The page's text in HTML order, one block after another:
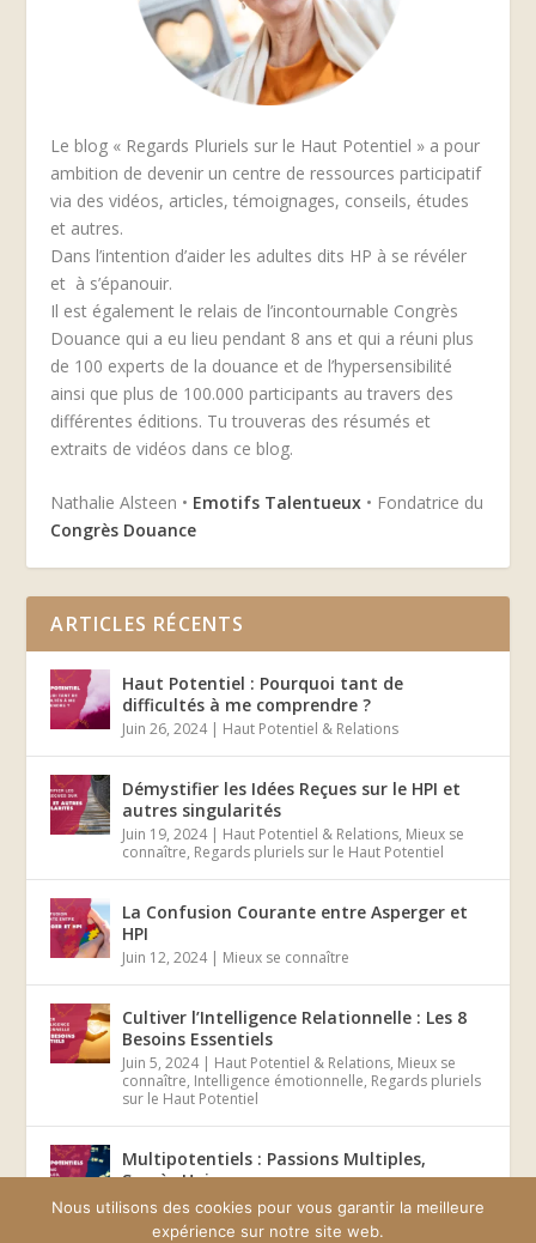
Le blog « Regards Pluriels sur le Haut Potentiel » a pour
ambition de devenir un centre de ressources participatif
via des vidéos, articles, témoignages, conseils, études
et autres.
Dans l’intention d’aider les adultes dits HP à se révéler
et à s’épanouir.
Il est également le relais de l’incontournable Congrès
Douance qui a eu lieu pendant 8 ans et qui a réuni plus
de 100 experts de la douance et de l’hypersensibilité
ainsi que plus de 100.000 participants au travers des
différentes éditions. Tu trouveras des résumés et
extraits de vidéos dans ce blog.
Nathalie Alsteen • Emotifs Talentueux • Fondatrice du
Congrès Douance
ARTICLES RÉCENTS
Haut Potentiel : Pourquoi tant de
difficultés à me comprendre ?
Juin 26, 2024| Haut Potentiel & Relations
Démystifier les Idées Reçues sur le HPI et
autres singularités
Juin 19, 2024| Haut Potentiel & Relations, Mieux se
connaître, Regards pluriels sur le Haut Potentiel
La Confusion Courante entre Asperger et
HPI
Juin 12, 2024| Mieux se connaître
Cultiver l’Intelligence Relationnelle : Les 8
Besoins Essentiels
Juin 5, 2024| Haut Potentiel & Relations, Mieux se
connaître, Intelligence émotionnelle, Regards pluriels
sur le Haut Potentiel
Multipotentiels : Passions Multiples,
Succès Unique
Mai 29, 2024|Mieux se connaître
Nous utilisons des cookies pour vous garantir la meilleure
expérience sur notre site web.